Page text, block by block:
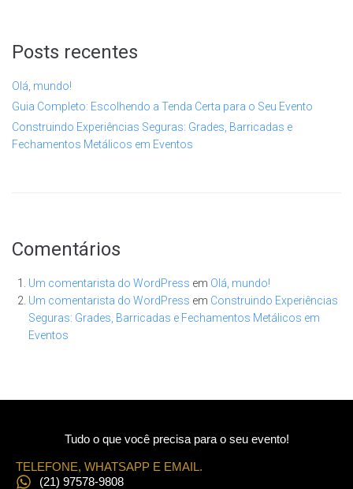
Posts recentes
Olá, mundo!
Guia Completo: Escolhendo a Tenda Certa para o Seu Evento
Construindo Experiências Seguras: Grades, Barricadas e
Fechamentos Metálicos em Eventos
Comentários
Um comentarista do WordPress em Olá, mundo!
Um comentarista do WordPress em Construindo Experiências
Seguras: Grades, Barricadas e Fechamentos Metálicos em
Eventos
Tudo o que você precisa para o seu evento!
TELEFONE, WHATSAPP E EMAIL.
(21) 97578-9808